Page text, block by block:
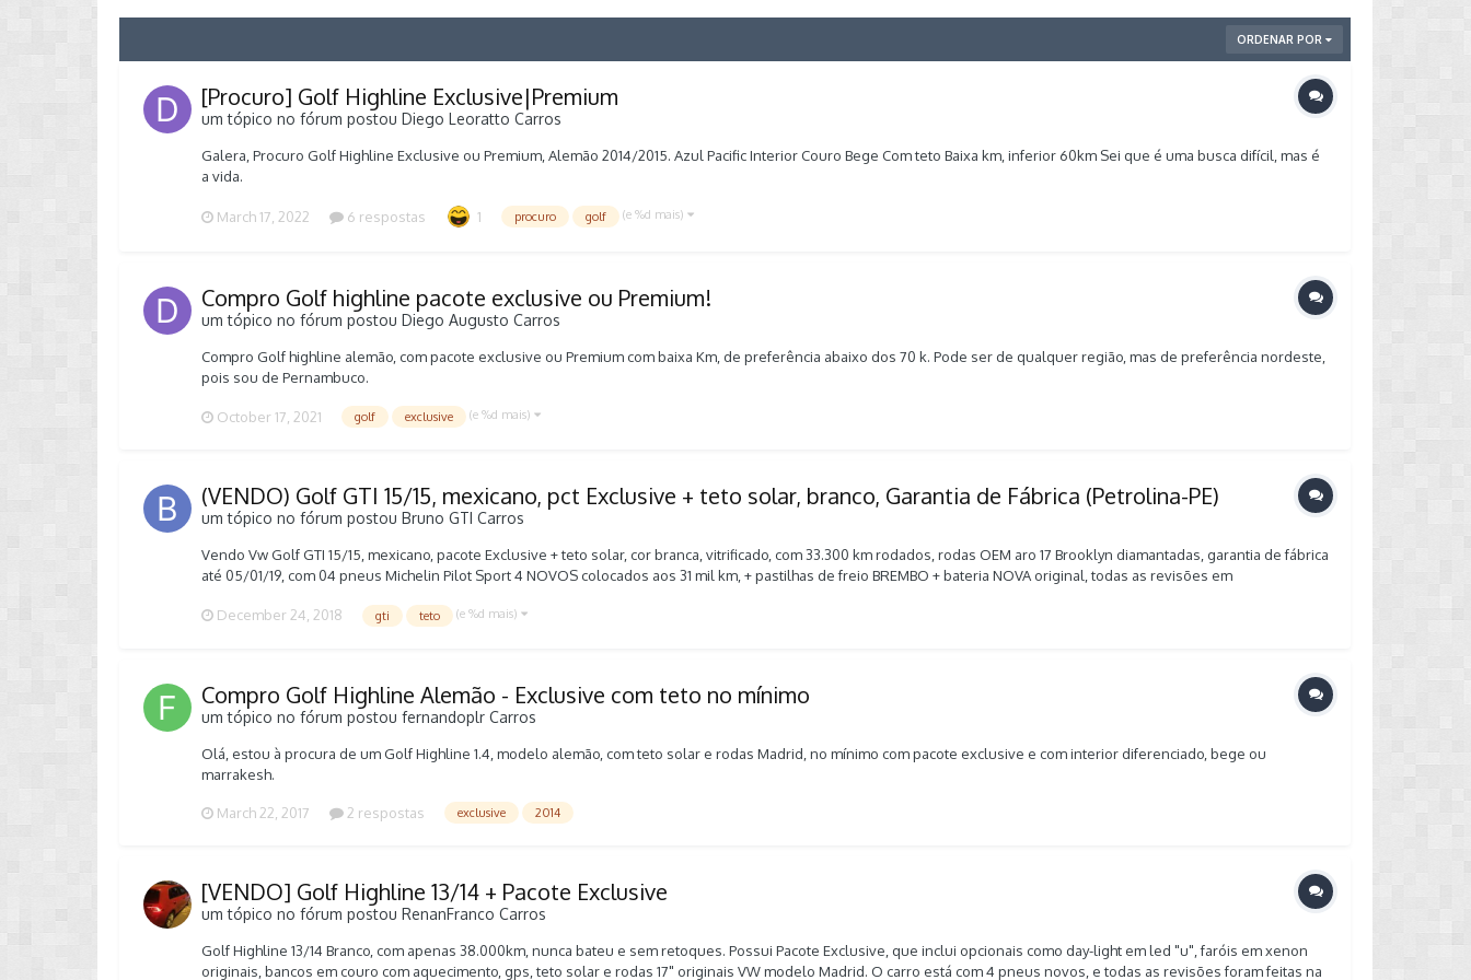
ORDENAR POR
[Procuro] Golf Highline Exclusive|Premium
um tópico no fórum postouDiego Leoratto Carros
Galera, Procuro Golf Highline Exclusive ou Premium, Alemão 2014/2015. Azul Pacific Interior Couro Bege Com teto Baixa km, inferior 60km Sei que é uma busca difícil, mas é
a vida.
March 17, 2022 6 respostas 1 procuro golf (e %d mais)
Compro Golf highline pacote exclusive ou Premium!
um tópico no fórum postouDiego Augusto Carros
Compro Golf highline alemão, com pacote exclusive ou Premium com baixa Km, de preferência abaixo dos 70 k. Pode ser de qualquer região, mas de preferência nordeste,
pois sou de Pernambuco.
October 17, 2021 golf exclusive (e %d mais)
(VENDO) Golf GTI 15/15, mexicano, pct Exclusive + teto solar, branco, Garantia de Fábrica (Petrolina-PE)
um tópico no fórum postouBruno GTI Carros
Vendo Vw Golf GTI 15/15, mexicano, pacote Exclusive + teto solar, cor branca, vitrificado, com 33.300 km rodados, rodas OEM aro 17 Brooklyn diamantadas, garantia de fábrica
até 05/01/19, com 04 pneus Michelin Pilot Sport 4 NOVOS colocados aos 31 mil km, + pastilhas de freio BREMBO + bateria NOVA original, todas as revisões em
TROCAS. O carro está em PETROLINA, PERNAMBUCO. Valor: R$ 101.900,00. Para os amigos do fórum, tem conversa Não consegui colocar fotos aqui, a seguir tem os links
desvalorização, beleza, requinte, estilo. Para quem não quer dor de cabeça. Só pegar, rodar e se apaixonar. Para mais informações, entrem em contato! Cel/Whatsapp: (71)
99194-5624. Bruno
December 24, 2018 gti teto (e %d mais)
Compro Golf Highline Alemão - Exclusive com teto no mínimo
um tópico no fórum postoufernandoplr Carros
Olá, estou à procura de um Golf Highline 1.4, modelo alemão, com teto solar e rodas Madrid, no mínimo com pacote exclusive e com interior diferenciado, bege ou
marrakesh.
March 22, 2017 2 respostas exclusive 2014
[VENDO] Golf Highline 13/14 + Pacote Exclusive
um tópico no fórum postouRenanFranco Carros
Golf Highline 13/14 Branco, com apenas 38.000km, nunca bateu e sem retoques. Possui Pacote Exclusive, que inclui opcionais como day-light em led "u", faróis em xenon
originais, bancos em couro com aquecimento, gps, teto solar e rodas 17" originais VW modelo Madrid. O carro está com 4 pneus novos, e todas as revisões foram feitas na